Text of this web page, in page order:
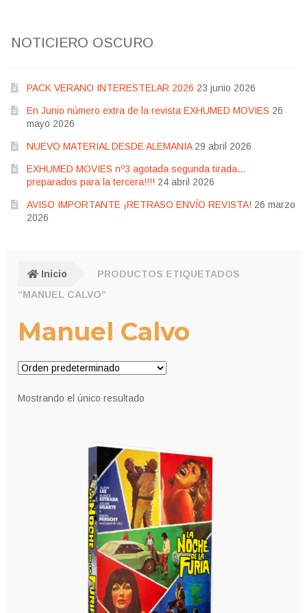
NOTICIERO OSCURO
PACK VERANO INTERESTELAR 2026 23 junio 2026
En Junio número extra de la revista EXHUMED MOVIES 26
mayo 2026
NUEVO MATERIAL DESDE ALEMANIA 29 abril 2026
EXHUMED MOVIES nº3 agotada segunda tirada…
preparados para la tercera!!!! 24 abril 2026
AVISO IMPORTANTE ¡RETRASO ENVÍO REVISTA! 26 marzo
2026
Inicio
PRODUCTOS ETIQUETADOS
“MANUEL CALVO”
Manuel Calvo
Mostrando el único resultado